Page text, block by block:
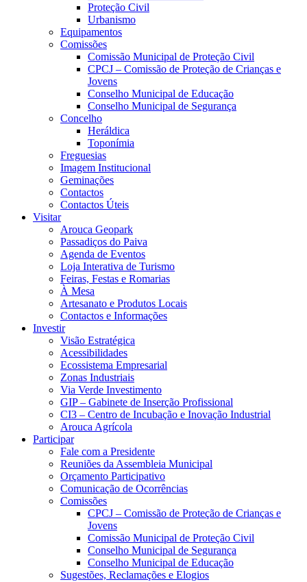
Proteção Civil
Urbanismo
Equipamentos
Comissões
Comissão Municipal de Proteção Civil
CPCJ – Comissão de Proteção de Crianças e
Jovens
Conselho Municipal de Educação
Conselho Municipal de Segurança
Concelho
Heráldica
Toponímia
Freguesias
Imagem Institucional
Geminações
Contactos
Contactos Úteis
Visitar
Arouca Geopark
Passadiços do Paiva
Agenda de Eventos
Loja Interativa de Turismo
Feiras, Festas e Romarias
À Mesa
Artesanato e Produtos Locais
Contactos e Informações
Investir
Visão Estratégica
Acessibilidades
Ecossistema Empresarial
Zonas Industriais
Via Verde Investimento
GIP – Gabinete de Inserção Profissional
CI3 – Centro de Incubação e Inovação Industrial
Arouca Agrícola
Participar
Fale com a Presidente
Reuniões da Assembleia Municipal
Orçamento Participativo
Comunicação de Ocorrências
Comissões
CPCJ – Comissão de Proteção de Crianças e
Jovens
Comissão Municipal de Proteção Civil
Conselho Municipal de Segurança
Conselho Municipal de Educação
Sugestões, Reclamações e Elogios